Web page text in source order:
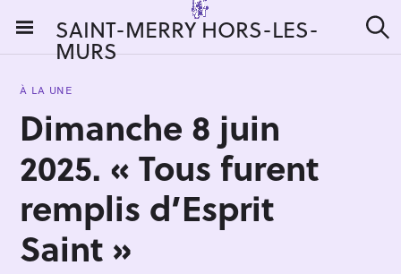
i
SAINT-MERRY HORS-LES-
MURS e
À LA UNE
Dimanche 8 juin
2025. « Tous furent
remplis d’Esprit
Saint »